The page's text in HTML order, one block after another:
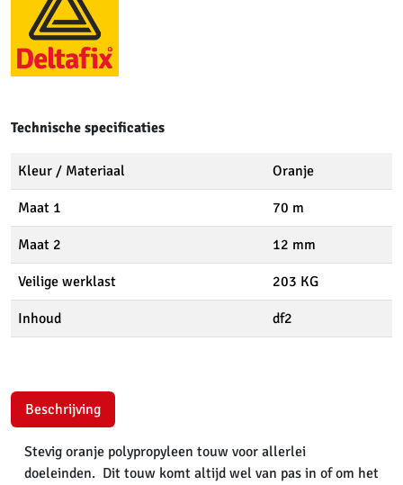
Technische specificaties
Kleur / Materiaal Oranje
Maat 1 70 m
Maat 2 12 mm
Veilige werklast 203 KG
Inhoud df2
Beschrijving
Stevig oranje polypropyleen touw voor allerlei
doeleinden. Dit touw komt altijd wel van pas in of om het